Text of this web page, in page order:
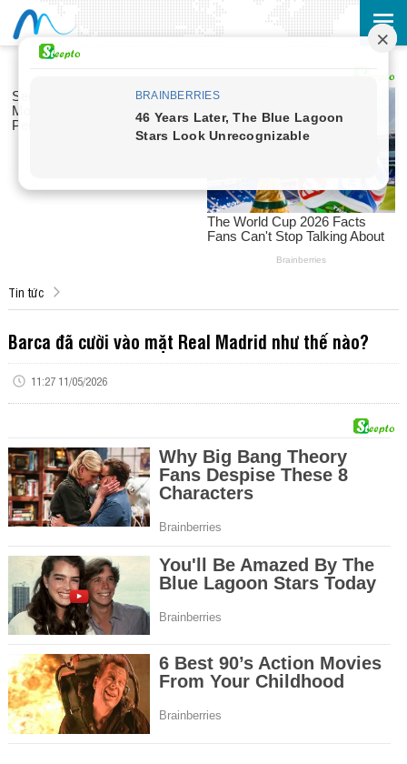
Tin tức
Barca đã cười vào mặt Real Madrid như thế nào?
11:27 11/05/2026